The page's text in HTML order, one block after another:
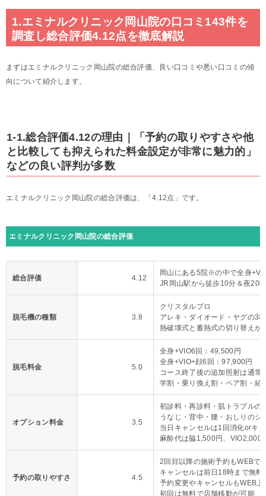
1.エミナルクリニック岡山院の口コミ143件を
調査し総合評価4.12点を徹底解説
まずはエミナルクリニック岡山院の総合評価、良い口コミや悪い口コミの傾
向について紹介します。
1-1.総合評価4.12の理由｜「予約の取りやすさや他
と比較しても抑えられた料金設定が非常に魅力的」
などの良い評判が多数
エミナルクリニック岡山院の総合評価は、「4.12点」です。
エミナルクリニック岡山院の総合評価
総合評価 4.12
岡山にある5院※の中で全身
JR岡山駅から徒歩10分＆夜20
脱毛機の種類 3.8
クリスタルプロ
アレキ・ダイオード・ヤグの3
熱破壊式と蓄熱式の切り替えが
脱毛料金 5.0
全身+VIO6回：49,500円
全身+VIO+顔6回：97,900円
コース終了後の追加照射は通常
学割・乗り換え割・ペア割・紹
オプション料金 3.5
初診料・再診料・肌トラブルの
うなじ・背中・腰・おしりのシ
当日キャンセルは1回消化orキ
麻酔代は脇1,500円、VIO2,000
予約の取りやすさ 4.5
2回目以降の施術予約もWEBで
キャンセルは前日18時まで無料
予約変更やキャンセルもWEB上
初回は無料で店舗移動が可能